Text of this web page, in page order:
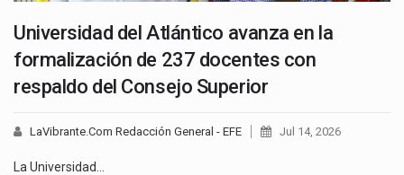
Universidad del Atlántico avanza en la
formalización de 237 docentes con
respaldo del Consejo Superior
LaVibrante.Com Redacción General - EFE Jul 14, 2026
La Universidad…